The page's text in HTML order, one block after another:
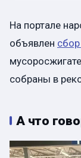
На портале
объявлен
собраны в
А что